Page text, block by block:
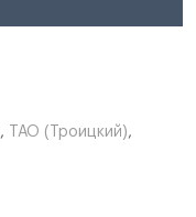
, ТАО (Троицкий),